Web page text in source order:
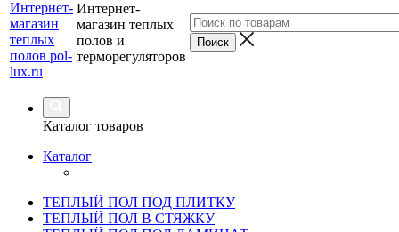
Интернет-
магазин теплых
полов и
терморегуляторов
Каталог товаров
Каталог
ТЕПЛЫЙ ПОЛ ПОД ПЛИТКУ
ТЕПЛЫЙ ПОЛ В СТЯЖКУ